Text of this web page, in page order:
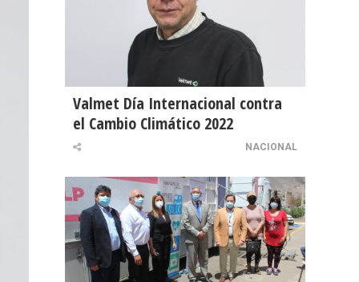
Valmet Día Internacional contra
el Cambio Climático 2022
NACIONAL